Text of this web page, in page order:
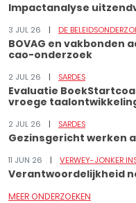
Impactanalyse
3 JUL 26 DE
BOVAG en vakbonden
cao-onderzoek
2 JUL 26 SARDES
Evaluatie
vroege
2 JUL 26 SARDES
Gezinsgericht werken
11 JUN 26 VERWEY-JONKER
Verantwoordelijkheid
MEER ONDERZOEKEN